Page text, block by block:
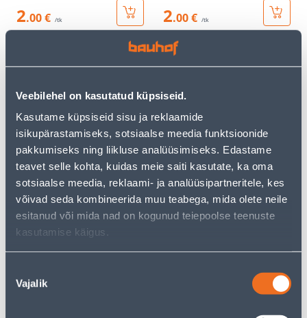
Veebilehel on kasutatud küpsiseid.
Kasutame küpsiseid sisu ja reklaamide
isikupärastamiseks, sotsiaalse meedia funktsioonide
pakkumiseks ning liikluse analüüsimiseks. Edastame
teavet selle kohta, kuidas meie saiti kasutate, ka oma
sotsiaalse meedia, reklaami- ja analüüsipartneritele, kes
võivad seda kombineerida muu teabega, mida olete neile
esitanud või mida nad on kogunud teiepoolse teenuste
kasutamise käigus.
valik
Vajalik
2.00 € /tk 2.00 € /tk
ARVUTIPESA 2-NE VILMA
QR BEEZ RAAMITA
5.00 €
TV PESA VILMA QR BEEZ
RAAMITA
2.00 € /tk